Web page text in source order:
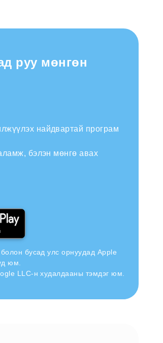
руу мөнгөн
найдвартай програм
бэлэн мөнгө авах
бусад улс орнуудад Apple
юм.
LLC-н худалдааны тэмдэг юм.